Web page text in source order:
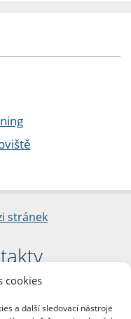
cookies
a další sledovací nástroje
stránek
1/2